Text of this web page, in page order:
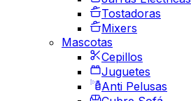
Tostadoras
Mixers
Mascotas
Cepillos
Juguetes
Anti Pelusas